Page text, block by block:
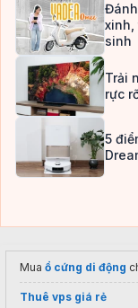
Đánh
xinh,
sinh
Trải
rực
5
Mua ổ cứng di động
Thuê vps giá rẻ